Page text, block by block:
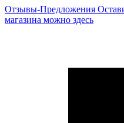
Отзывы-Предложения
магазина можно здесь